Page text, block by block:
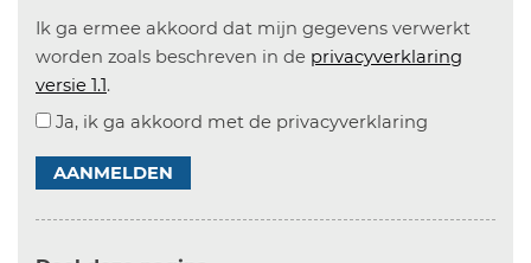
Ik ga ermee akkoord dat mijn gegevens verwerkt
worden zoals beschreven in de privacyverklaring
versie 1.1.
Ja, ik ga akkoord met de privacyverklaring
AANMELDEN